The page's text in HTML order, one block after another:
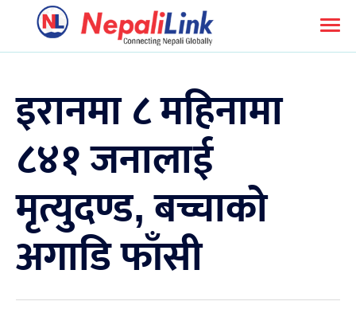
इरानमा ८ महिनामा
८४१ जनालाई
मृत्युदण्ड, बच्चाको
अगाडि फाँसी